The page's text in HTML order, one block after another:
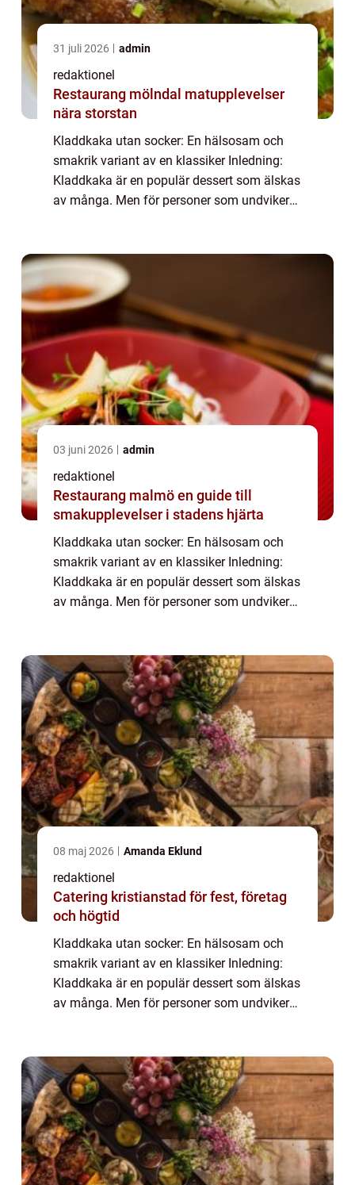
31 juli 2026 admin
redaktionel
Restaurang mölndal matupplevelser
nära storstan
Kladdkaka utan socker: En hälsosam och
smakrik variant av en klassiker Inledning:
Kladdkaka är en populär dessert som älskas
av många. Men för personer som undviker
finns...
03 juni 2026 admin
redaktionel
Restaurang malmö en guide till
smakupplevelser i stadens hjärta
Kladdkaka utan socker: En hälsosam och
smakrik variant av en klassiker Inledning:
Kladdkaka är en populär dessert som älskas
av många. Men för personer som undviker
finns...
08 maj 2026 Amanda Eklund
redaktionel
Catering kristianstad för fest, företag
och högtid
Kladdkaka utan socker: En hälsosam och
smakrik variant av en klassiker Inledning:
Kladdkaka är en populär dessert som älskas
av många. Men för personer som undviker
finns...